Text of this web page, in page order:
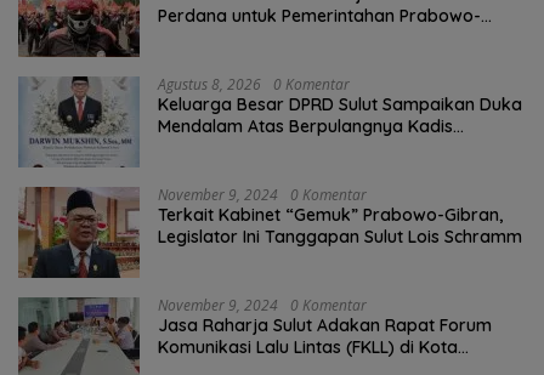
Perdana untuk Pemerintahan Prabowo-
Agustus 8, 2026 0 Komentar
Keluarga Besar DPRD Sulut Sampaikan Duka
Mendalam Atas Berpulangnya Kadis
November 9, 2024 0 Komentar
Terkait Kabinet “Gemuk” Prabowo-Gibran,
Legislator Ini Tanggapan Sulut Lois Schramm
November 9, 2024 0 Komentar
Jasa Raharja Sulut Adakan Rapat Forum
Komunikasi Lalu Lintas (FKLL) di Kota